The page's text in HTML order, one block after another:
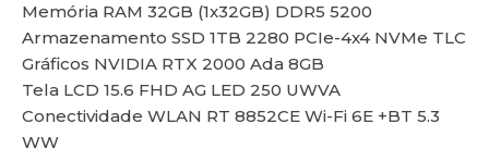
Memória RAM 32GB (1x32GB) DDR5 5200
Armazenamento SSD 1TB 2280 PCIe-4x4 NVMe TLC
Gráficos NVIDIA RTX 2000 Ada 8GB
Tela LCD 15.6 FHD AG LED 250 UWVA
Conectividade WLAN RT 8852CE Wi-Fi 6E +BT 5.3
WW